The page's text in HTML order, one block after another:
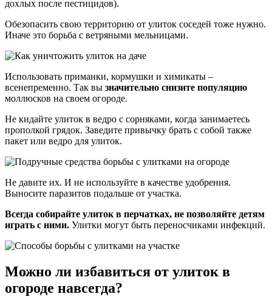
дохлых после пестицидов).
Обезопасить свою территорию от улиток соседей тоже нужно.
Иначе это борьба с ветряными мельницами.
Использовать приманки, кормушки и химикаты –
всенепременно. Так вы значительно снизите популяцию
моллюсков на своем огороде.
Не кидайте улиток в ведро с сорняками, когда занимаетесь
прополкой грядок. Заведите привычку брать с собой также
пакет или ведро для улиток.
Не давите их. И не используйте в качестве удобрения.
Выносите паразитов подальше от участка.
Всегда собирайте улиток в перчатках, не позволяйте детям
играть с ними. Улитки могут быть переносчиками инфекций.
Можно ли избавиться от улиток в
огороде навсегда?